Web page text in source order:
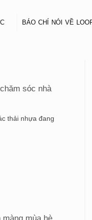
BÁO CHÍ NÓI VỀ
sóc nhà
thải nhựa đang